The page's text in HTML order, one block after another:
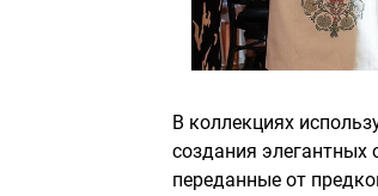
В коллекциях
создания
переданные от